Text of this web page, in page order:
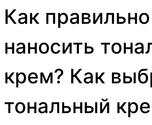
Как правильно
наносить
крем? Как
тональный